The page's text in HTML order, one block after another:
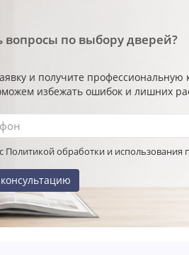
вопросы по выбору дверей?
и получите
избежать ошибок и лишних
Политикой обработки и